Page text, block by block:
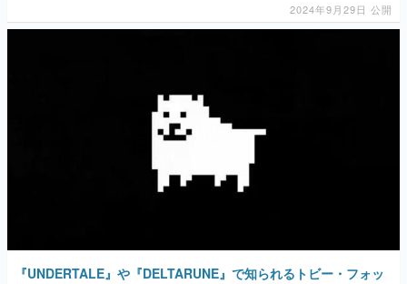
2024年9月29日 公開
『UNDERTALE』や『DELTARUNE』で知られるトビー・フォッ